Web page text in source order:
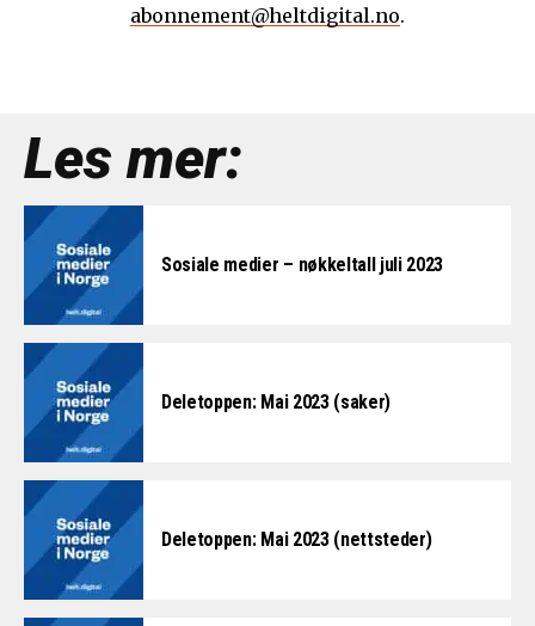
abonnement@heltdigital.no.
Les mer:
Sosiale medier – nøkkeltall juli 2023
Deletoppen: Mai 2023 (saker)
Deletoppen: Mai 2023 (nettsteder)